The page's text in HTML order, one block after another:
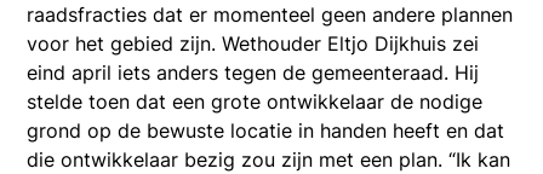
raadsfracties dat er momenteel geen andere plannen
voor het gebied zijn. Wethouder Eltjo Dijkhuis zei
eind april iets anders tegen de gemeenteraad. Hij
stelde toen dat een grote ontwikkelaar de nodige
grond op de bewuste locatie in handen heeft en dat
die ontwikkelaar bezig zou zijn met een plan. “Ik kan